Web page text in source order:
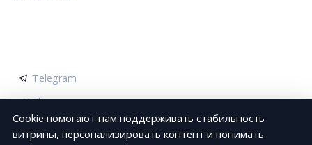
Telegram
Vk
Cookie помогают нам поддерживать стабильность
витрины, персонализировать контент и понимать